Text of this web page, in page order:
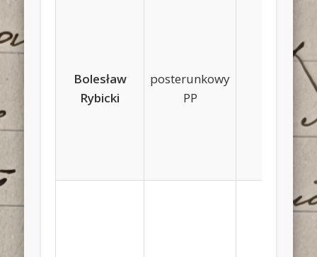
Bolesław
Rybicki
posterunkowy
PP